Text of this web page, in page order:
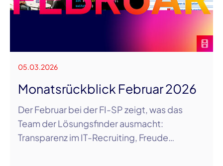
05.03.2026
Monatsrückblick Februar 2026
Der Februar bei der FI-SP zeigt, was das
Team der Lösungsfinder ausmacht:
Transparenz im IT-Recruiting, Freude…